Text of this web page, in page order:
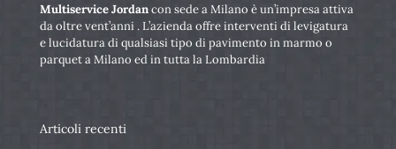
Multiservice Jordancon sede a Milano è un’impresa attiva
da oltre vent’anni . L’azienda offre interventi di levigatura
e lucidatura di qualsiasi tipo di pavimento in marmo o
parquet a Milano ed in tutta la Lombardia
Articoli recenti